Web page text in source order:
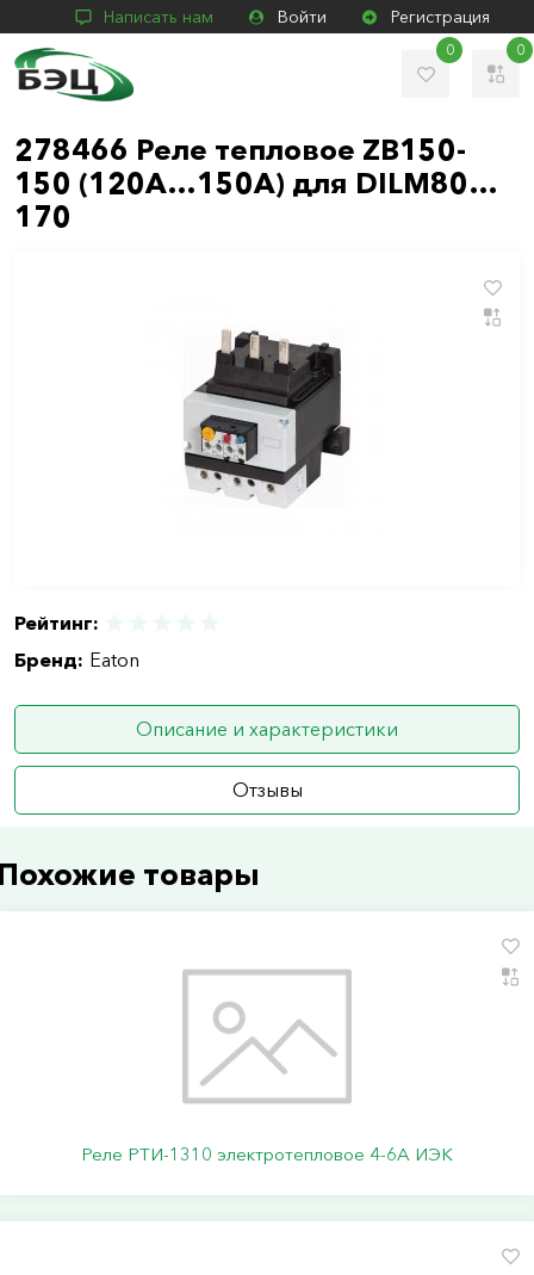
Написать нам Войти Регистрация
0 0
278466 Реле тепловое ZB150-
150 (120A…150A) для DILM80…
170
Рейтинг:
Бренд: Eaton
Описание и характеристики
Отзывы
товары
Реле РТИ-1310 электротепловое 4-6А ИЭК